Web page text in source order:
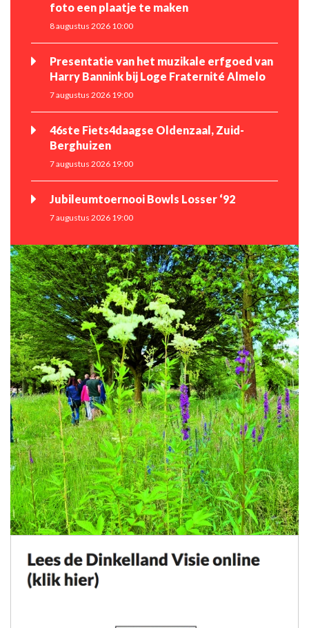
foto een plaatje te maken
8 augustus 2026 10:00
Presentatie van het muzikale erfgoed van
Harry Bannink bij Loge Fraternité Almelo
7 augustus 2026 19:00
46ste Fiets4daagse Oldenzaal, Zuid-
Berghuizen
7 augustus 2026 19:00
Jubileumtoernooi Bowls Losser ‘92
7 augustus 2026 19:00